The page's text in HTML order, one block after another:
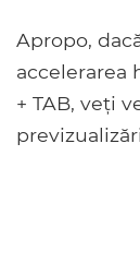
Apropo,
accelerarea
+ TAB, veți